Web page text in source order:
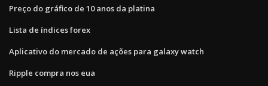
Preço do gráfico de 10 anos da platina
Lista de índices forex
Aplicativo do mercado de ações para galaxy watch
Ripple compra nos eua